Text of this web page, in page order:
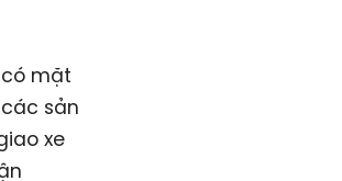
có mặt
sản
xe